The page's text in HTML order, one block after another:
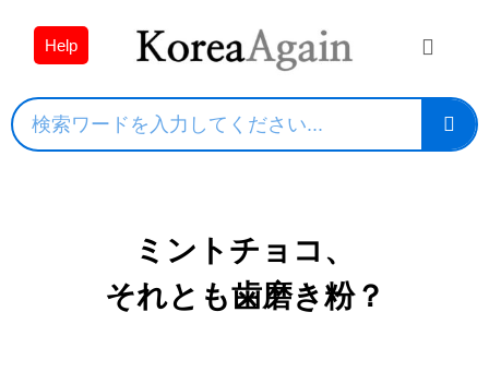
Help
ミントチョコ、
それとも歯磨き粉？